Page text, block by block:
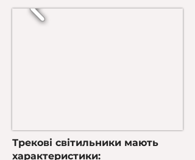
Трекові світильники мають
характеристики: